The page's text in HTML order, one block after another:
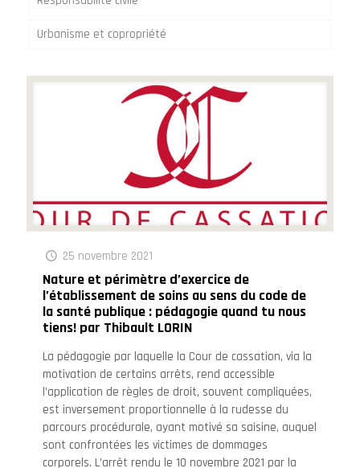
Urbanisme et copropriété
25 novembre 2021
Nature et périmètre d’exercice de
l’établissement de soins au sens du code de
la santé publique : pédagogie quand tu nous
tiens! par Thibault LORIN
La pédagogie par laquelle la Cour de cassation, via la
motivation de certains arrêts, rend accessible
l’application de règles de droit, souvent compliquées,
est inversement proportionnelle à la rudesse du
parcours procédurale, ayant motivé sa saisine, auquel
sont confrontées les victimes de dommages
corporels. L’arrêt rendu le 10 novembre 2021 par la